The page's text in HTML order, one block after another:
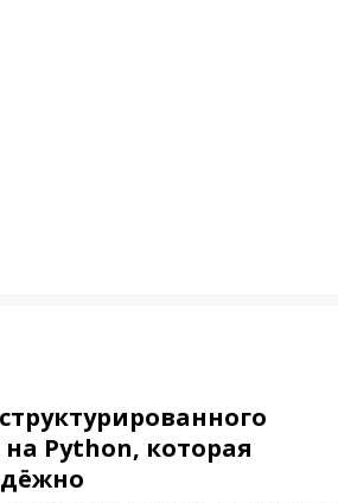
Python, которая